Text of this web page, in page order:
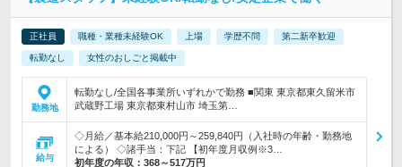
正社員 職種・業種未経験OK 上場 学歴不問 第二新卒歓迎
転勤なし 女性のおしごと掲載中
勤務地
転勤なし/全国各事業所いずれかで勤務 ■関東 東京都東久留米市
武蔵野工場 東京都東村山市 埼玉第…
給与
◇月給／基本給210,000円～259,840円（入社時の年齢・勤務地
による） ◇諸手当：下記 【初年度月収例※3…
初年度の年収： 368～517万円